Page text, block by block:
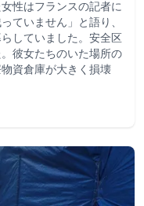
性はフランスの記者に
ていません」と語り、
していました。安全区
彼女たちのいた場所の
資倉庫が大きく損壊